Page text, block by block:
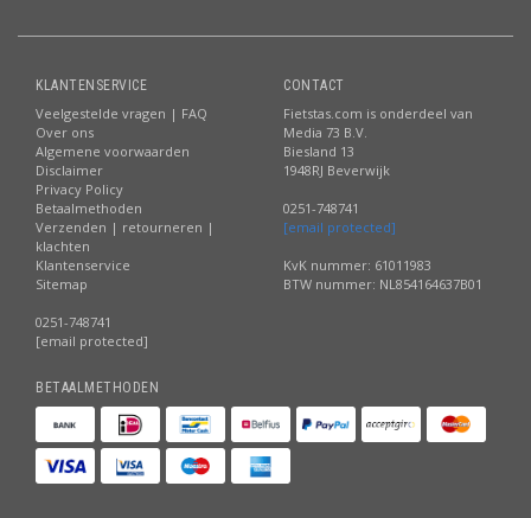
KLANTENSERVICE
Veelgestelde vragen | FAQ
Over ons
Algemene voorwaarden
Disclaimer
Privacy Policy
Betaalmethoden
Verzenden | retourneren |
klachten
Klantenservice
Sitemap
0251-748741
[email protected]
CONTACT
Fietstas.com is onderdeel van
Media 73 B.V.
Biesland 13
1948RJ Beverwijk
0251-748741
[email protected]
KvK nummer: 61011983
BTW nummer: NL854164637B01
BETAALMETHODEN